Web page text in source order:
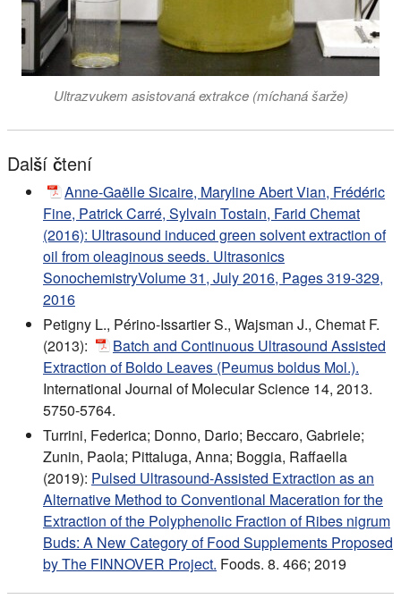
Ultrazvukem asistovaná extrakce (míchaná šarže)
Další čtení
Anne-Gaëlle Sicaire, Maryline Abert Vian, Frédéric
Fine, Patrick Carré, Sylvain Tostain, Farid Chemat
(2016): Ultrasound induced green solvent extraction of
oil from oleaginous seeds. Ultrasonics
SonochemistryVolume 31, July 2016, Pages 319-329,
2016
Petigny L., Périno-Issartier S., Wajsman J., Chemat F.
(2013):
Batch and Continuous Ultrasound Assisted
Extraction of Boldo Leaves (Peumus boldus Mol.).
International Journal of Molecular Science 14, 2013.
5750-5764.
Turrini, Federica; Donno, Dario; Beccaro, Gabriele;
Zunin, Paola; Pittaluga, Anna; Boggia, Raffaella
(2019): Pulsed Ultrasound-Assisted Extraction as an
Alternative Method to Conventional Maceration for the
Extraction of the Polyphenolic Fraction of Ribes nigrum
Buds: A New Category of Food Supplements Proposed
by The FINNOVER Project. Foods. 8. 466; 2019